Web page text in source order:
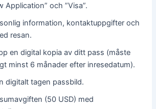
Application” och ”Visa”.
information, kontaktuppgifter och
resan.
en digital kopia av ditt pass (måste
minst 6 månader efter inresedatum).
digitalt tagen passbild.
(50 USD) med